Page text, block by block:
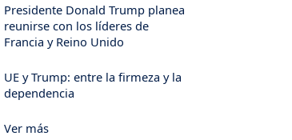
Presidente Donald Trump planea
reunirse con los líderes de
Francia y Reino Unido
UE y Trump: entre la firmeza y la
dependencia
Ver más